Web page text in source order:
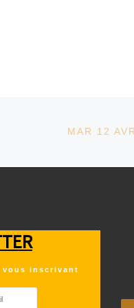
À LA LISTE
vous inscrivant